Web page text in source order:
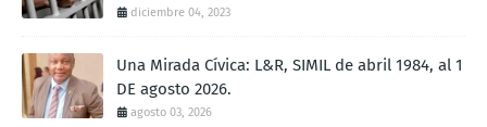
diciembre 04, 2023
Una Mirada Cívica: L&R, SIMIL de abril 1984, al 1
DE agosto 2026.
agosto 03, 2026